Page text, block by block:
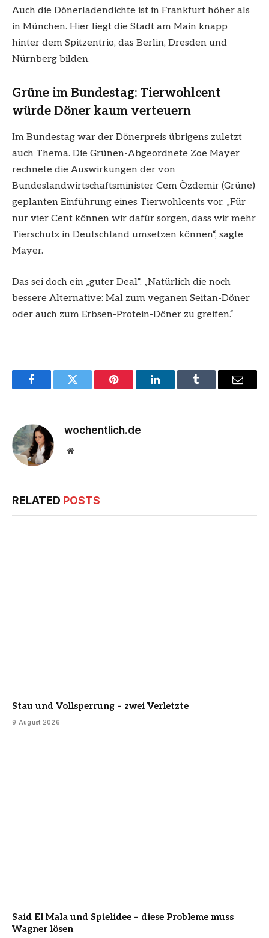
Auch die Dönerladendichte ist in Frankfurt höher als
in München. Hier liegt die Stadt am Main knapp
hinter dem Spitzentrio, das Berlin, Dresden und
Nürnberg bilden.
Grüne im Bundestag: Tierwohlcent
würde Döner kaum verteuern
Im Bundestag war der Dönerpreis übrigens zuletzt
auch Thema. Die Grünen-Abgeordnete Zoe Mayer
rechnete die Auswirkungen der von
Bundeslandwirtschaftsminister Cem Özdemir (Grüne)
geplanten Einführung eines Tierwohlcents vor. „Für
nur vier Cent können wir dafür sorgen, dass wir mehr
Tierschutz in Deutschland umsetzen können“, sagte
Mayer.
Das sei doch ein „guter Deal“. „Natürlich die noch
bessere Alternative: Mal zum veganen Seitan-Döner
oder auch zum Erbsen-Protein-Döner zu greifen.“
FacebookTwitter Pinterest LinkedInTumblr Email
wochentlich.de
Website
RELATED POSTS
Stau und Vollsperrung – zwei Verletzte
9 August 2026
Said El Mala und Spielidee – diese Probleme muss
Wagner lösen